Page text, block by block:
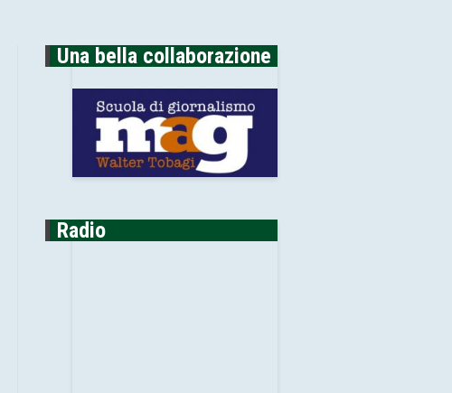
Una bella collaborazione
Radio